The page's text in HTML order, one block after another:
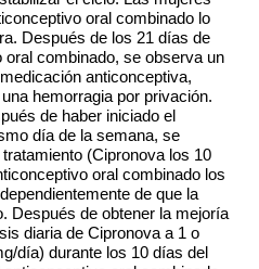
oral combinado lo
Después de los 21 días de
combinado, se observa un
anticonceptiva,
hemorragia por privación.
de haber iniciado el
día de la semana, se
(Cipronova los 10
oral combinado los
de que la
Después de obtener la mejoría
diaria de Cipronova a 1 o
día) durante los 10 días del